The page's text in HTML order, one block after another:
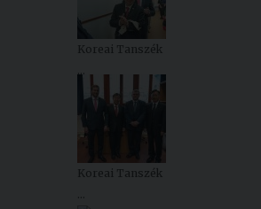
Koreai Tanszék
Koreai Tanszék